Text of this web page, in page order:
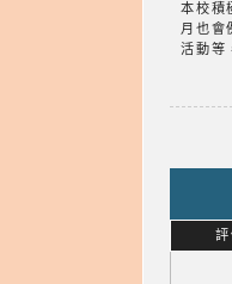
本校積
月也會
活動等
評